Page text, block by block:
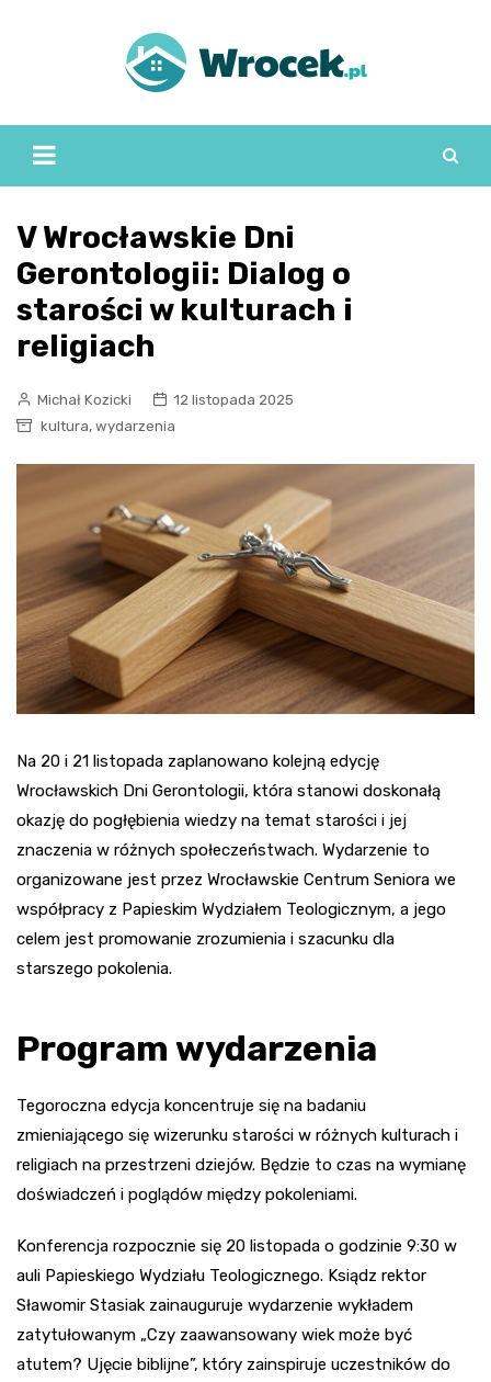
V Wrocławskie Dni
Gerontologii: Dialog o
starości w kulturach i
religiach
Michał Kozicki
12 listopada 2025
kultura, wydarzenia
Na 20 i 21 listopada zaplanowano kolejną edycję
Wrocławskich Dni Gerontologii, która stanowi doskonałą
okazję do pogłębienia wiedzy na temat starości i jej
znaczenia w różnych społeczeństwach. Wydarzenie to
organizowane jest przez Wrocławskie Centrum Seniora we
współpracy z Papieskim Wydziałem Teologicznym, a jego
celem jest promowanie zrozumienia i szacunku dla
starszego pokolenia.
Program wydarzenia
Tegoroczna edycja koncentruje się na badaniu
zmieniającego się wizerunku starości w różnych kulturach i
religiach na przestrzeni dziejów. Będzie to czas na wymianę
doświadczeń i poglądów między pokoleniami.
Konferencja rozpocznie się 20 listopada o godzinie 9:30 w
auli Papieskiego Wydziału Teologicznego. Ksiądz rektor
Sławomir Stasiak zainauguruje wydarzenie wykładem
zatytułowanym „Czy zaawansowany wiek może być
atutem? Ujęcie biblijne”, który zainspiruje uczestników do